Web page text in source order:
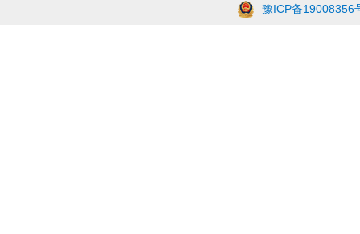
豫ICP备19008356